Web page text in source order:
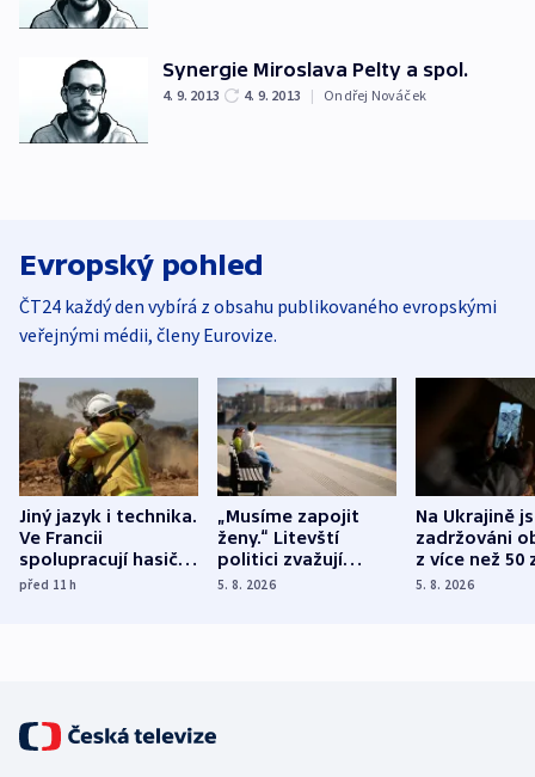
Synergie Miroslava Pelty a spol.
4. 9. 2013 4. 9. 2013 | Ondřej Nováček
Evropský pohled
ČT24 každý den vybírá z obsahu publikovaného evropskými
veřejnými médii, členy Eurovize.
Jiný jazyk i technika.
Ve Francii
spolupracují hasiči z
různých zemí
před 11h
„Musíme zapojit
ženy.“ Litevští
politici zvažují
dohodu o
5. 8. 2026
Na Ukrajině
zadržováni
z více než 50
Bojovali na
5. 8. 2026